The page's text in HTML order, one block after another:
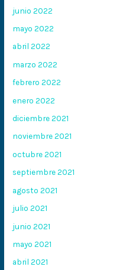
junio 2022
mayo 2022
abril 2022
marzo 2022
febrero 2022
enero 2022
diciembre 2021
noviembre 2021
octubre 2021
septiembre 2021
agosto 2021
julio 2021
junio 2021
mayo 2021
abril 2021